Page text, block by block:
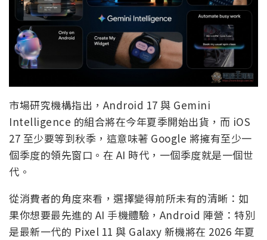
市場研究機構指出，Android 17 與 Gemini
Intelligence 的組合將在今年夏季開始出貨，而 iOS
27 至少要等到秋季，這意味著 Google 將擁有至少一
個季度的領先窗口。在 AI 時代，一個季度就是一個世
代。
從消費者的角度來看，選擇變得前所未有的清晰：如
果你想要最先進的 AI 手機體驗，Android 陣營：特別
是最新一代的 Pixel 11 與 Galaxy 新機將在 2026 年夏